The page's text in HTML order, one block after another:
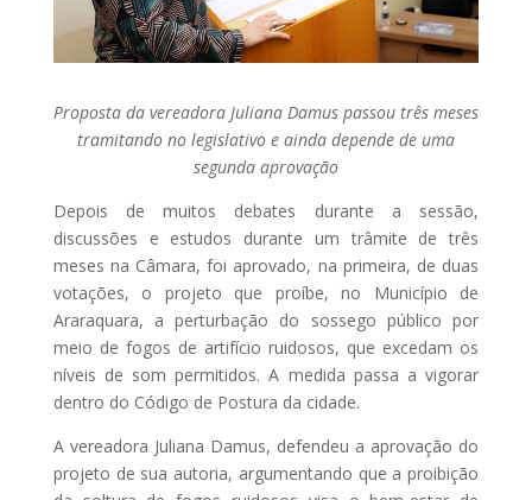
Proposta da vereadora Juliana Damus passou três meses
tramitando no legislativo e ainda depende de uma
segunda aprovação
Depois de muitos debates durante a sessão,
discussões e estudos durante um trâmite de três
meses na Câmara, foi aprovado, na primeira, de duas
votações, o projeto que proíbe, no Município de
Araraquara, a perturbação do sossego público por
meio de fogos de artifício ruidosos, que excedam os
níveis de som permitidos. A medida passa a vigorar
dentro do Código de Postura da cidade.
A vereadora Juliana Damus, defendeu a aprovação do
projeto de sua autoria, argumentando que a proibição